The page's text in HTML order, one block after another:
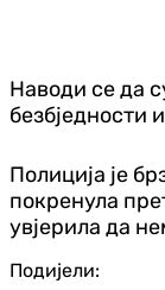
Наводи се да
безбједности
Полиција је
покренула
увјерила да
Подијели: